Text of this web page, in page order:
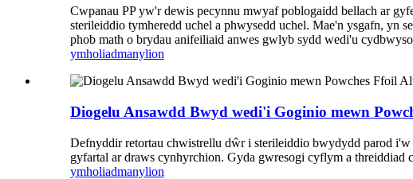
Cwpanau PP yw'r dewis pecynnu mwyaf poblogaidd bellach ar
sterileiddio tymheredd uchel a phwysedd uchel. Mae'n ysgafn,
phob math o brydau anifeiliaid anwes gwlyb sydd wedi'u
ymholiadmanylion
Diogelu Ansawdd Bwyd wedi'i Goginio mewn
Defnyddir retortau chwistrellu dŵr i sterileiddio bwydydd parod
gyfartal ar draws cynhyrchion. Gyda gwresogi cyflym a
ymholiadmanylion